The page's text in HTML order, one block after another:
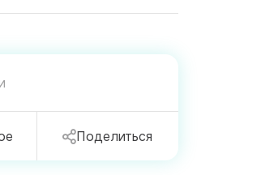
Поделиться